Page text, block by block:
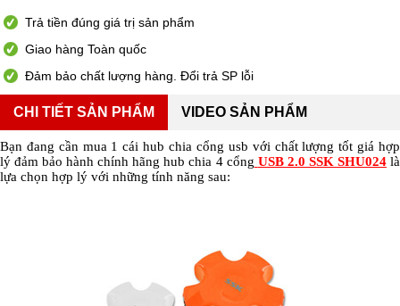
Trả tiền đúng giá trị sản phẩm
Giao hàng Toàn quốc
Đảm bảo chất lượng hàng. Đổi trả SP lỗi
CHI TIẾT SẢN PHẨM VIDEO SẢN PHẨM
Bạn đang cần mua 1 cái hub chia cổng usb với chất lượng tốt giá hợp
lý đảm bảo hành chính hãng hub chia 4 cổng USB 2.0 SSK SHU024là
lựa chọn hợp lý với những tính năng sau: